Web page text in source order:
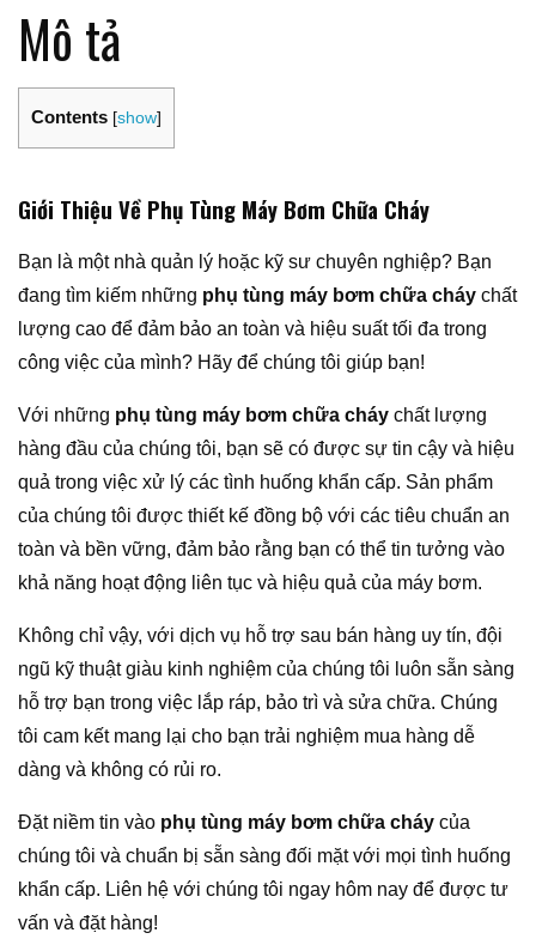
Mô tả
Contents [show]
Giới Thiệu Về Phụ Tùng Máy Bơm Chữa Cháy
Bạn là một nhà quản lý hoặc kỹ sư chuyên nghiệp? Bạn
đang tìm kiếm những phụ tùng máy bơm chữa cháy chất
lượng cao để đảm bảo an toàn và hiệu suất tối đa trong
công việc của mình? Hãy để chúng tôi giúp bạn!
Với những phụ tùng máy bơm chữa cháy chất lượng
hàng đầu của chúng tôi, bạn sẽ có được sự tin cậy và hiệu
quả trong việc xử lý các tình huống khẩn cấp. Sản phẩm
của chúng tôi được thiết kế đồng bộ với các tiêu chuẩn an
toàn và bền vững, đảm bảo rằng bạn có thể tin tưởng vào
khả năng hoạt động liên tục và hiệu quả của máy bơm.
Không chỉ vậy, với dịch vụ hỗ trợ sau bán hàng uy tín, đội
ngũ kỹ thuật giàu kinh nghiệm của chúng tôi luôn sẵn sàng
hỗ trợ bạn trong việc lắp ráp, bảo trì và sửa chữa. Chúng
tôi cam kết mang lại cho bạn trải nghiệm mua hàng dễ
dàng và không có rủi ro.
Đặt niềm tin vào phụ tùng máy bơm chữa cháy của
chúng tôi và chuẩn bị sẵn sàng đối mặt với mọi tình huống
khẩn cấp. Liên hệ với chúng tôi ngay hôm nay để được tư
vấn và đặt hàng!